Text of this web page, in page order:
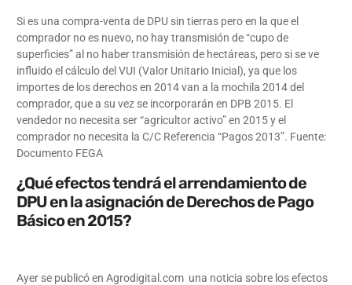
Si es una compra-venta de DPU sin tierras pero en la que el
comprador no es nuevo, no hay transmisión de “cupo de
superficies” al no haber transmisión de hectáreas, pero si se ve
influido el cálculo del VUI (Valor Unitario Inicial), ya que los
importes de los derechos en 2014 van a la mochila 2014 del
comprador, que a su vez se incorporarán en DPB 2015. El
vendedor no necesita ser “agricultor activo” en 2015 y el
comprador no necesita la C/C Referencia “Pagos 2013”. Fuente:
Documento FEGA
¿Qué efectos tendrá el arrendamiento de
DPU en la asignación de Derechos de Pago
Básico en 2015?
Ayer se publicó en Agrodigital.com una noticia sobre los efectos